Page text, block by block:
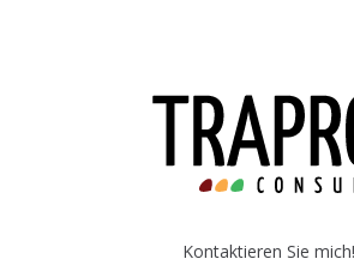
Kontaktieren Sie mich!